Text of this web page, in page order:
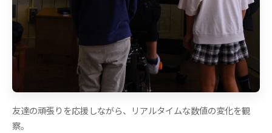
友達の頑張りを応援しながら、リアルタイムな数値の変化を観
察。